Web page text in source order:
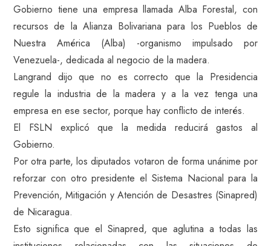
Gobierno tiene una empresa llamada Alba Forestal, con
recursos de la Alianza Bolivariana para los Pueblos de
Nuestra América (Alba) -organismo impulsado por
Venezuela-, dedicada al negocio de la madera.
Langrand dijo que no es correcto que la Presidencia
regule la industria de la madera y a la vez tenga una
empresa en ese sector, porque hay conflicto de interés.
El FSLN explicó que la medida reducirá gastos al
Gobierno.
Por otra parte, los diputados votaron de forma unánime por
reforzar con otro presidente el Sistema Nacional para la
Prevención, Mitigación y Atención de Desastres (Sinapred)
de Nicaragua.
Esto significa que el Sinapred, que aglutina a todas las